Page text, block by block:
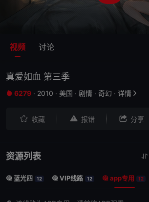
视频 讨论
真爱如血 第三季
 6279 · 2010 · 美国 · 剧情 · 奇幻 · 详情 
 收藏  报错  分享
资源列表 
 蓝光四 12  VIP线路 12  app专用 12